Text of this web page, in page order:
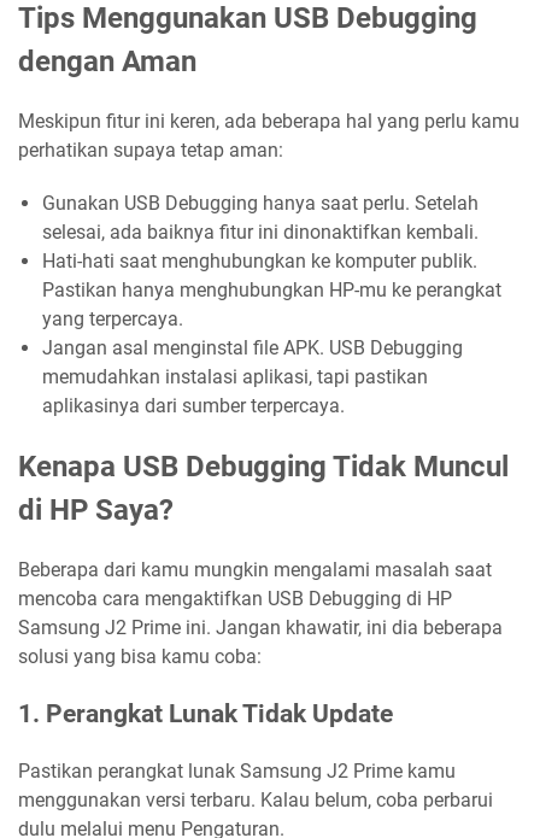
Tips Menggunakan USB Debugging
dengan Aman
Meskipun fitur ini keren, ada beberapa hal yang perlu kamu
perhatikan supaya tetap aman:
Gunakan USB Debugging hanya saat perlu. Setelah
selesai, ada baiknya fitur ini dinonaktifkan kembali.
Hati-hati saat menghubungkan ke komputer publik.
Pastikan hanya menghubungkan HP-mu ke perangkat
yang terpercaya.
Jangan asal menginstal file APK. USB Debugging
memudahkan instalasi aplikasi, tapi pastikan
aplikasinya dari sumber terpercaya.
Kenapa USB Debugging Tidak Muncul
di HP Saya?
Beberapa dari kamu mungkin mengalami masalah saat
mencoba cara mengaktifkan USB Debugging di HP
Samsung J2 Prime ini. Jangan khawatir, ini dia beberapa
solusi yang bisa kamu coba:
1. Perangkat Lunak Tidak Update
Pastikan perangkat lunak Samsung J2 Prime kamu
menggunakan versi terbaru. Kalau belum, coba perbarui
dulu melalui menu Pengaturan.